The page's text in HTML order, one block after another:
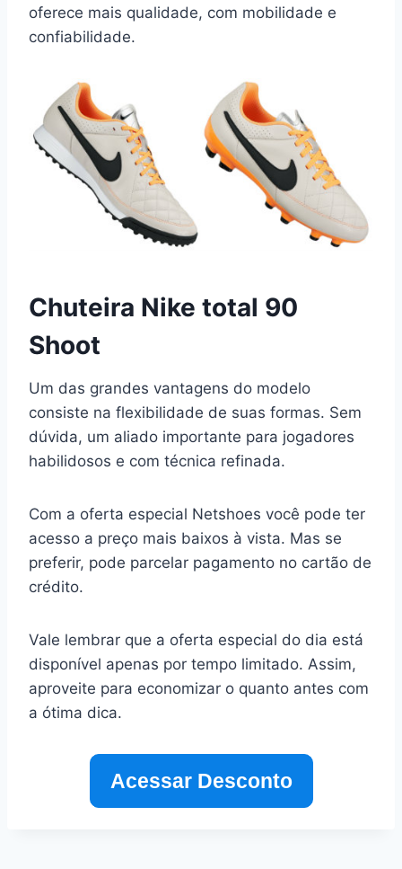
oferece mais qualidade, com mobilidade e
confiabilidade.
Chuteira Nike total 90
Shoot
Um das grandes vantagens do modelo
consiste na flexibilidade de suas formas. Sem
dúvida, um aliado importante para jogadores
habilidosos e com técnica refinada.
Com a oferta especial Netshoes você pode ter
acesso a preço mais baixos à vista. Mas se
preferir, pode parcelar pagamento no cartão de
crédito.
Vale lembrar que a oferta especial do dia está
disponível apenas por tempo limitado. Assim,
aproveite para economizar o quanto antes com
a ótima dica.
Acessar Desconto